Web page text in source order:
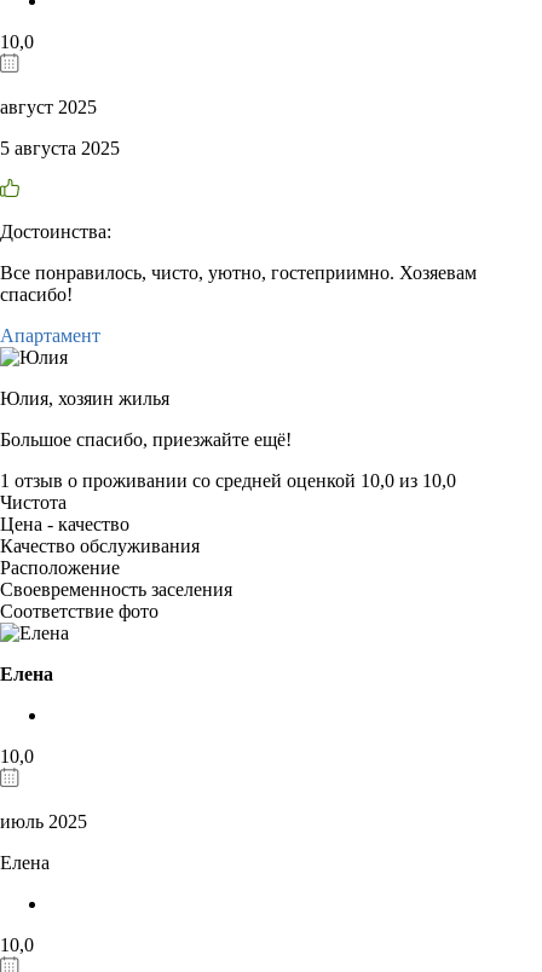
10,0
август 2025
5 августа 2025
Достоинства:
Все понравилось, чисто, уютно, гостеприимно. Хозяевам
спасибо!
Апартамент
Юлия, хозяин жилья
Большое спасибо, приезжайте ещё!
1 отзыв о проживании со средней оценкой 10,0 из 10,0
Чистота
Цена - качество
Качество обслуживания
Расположение
Своевременность заселения
Соответствие фото
Елена
10,0
июль 2025
Елена
10,0